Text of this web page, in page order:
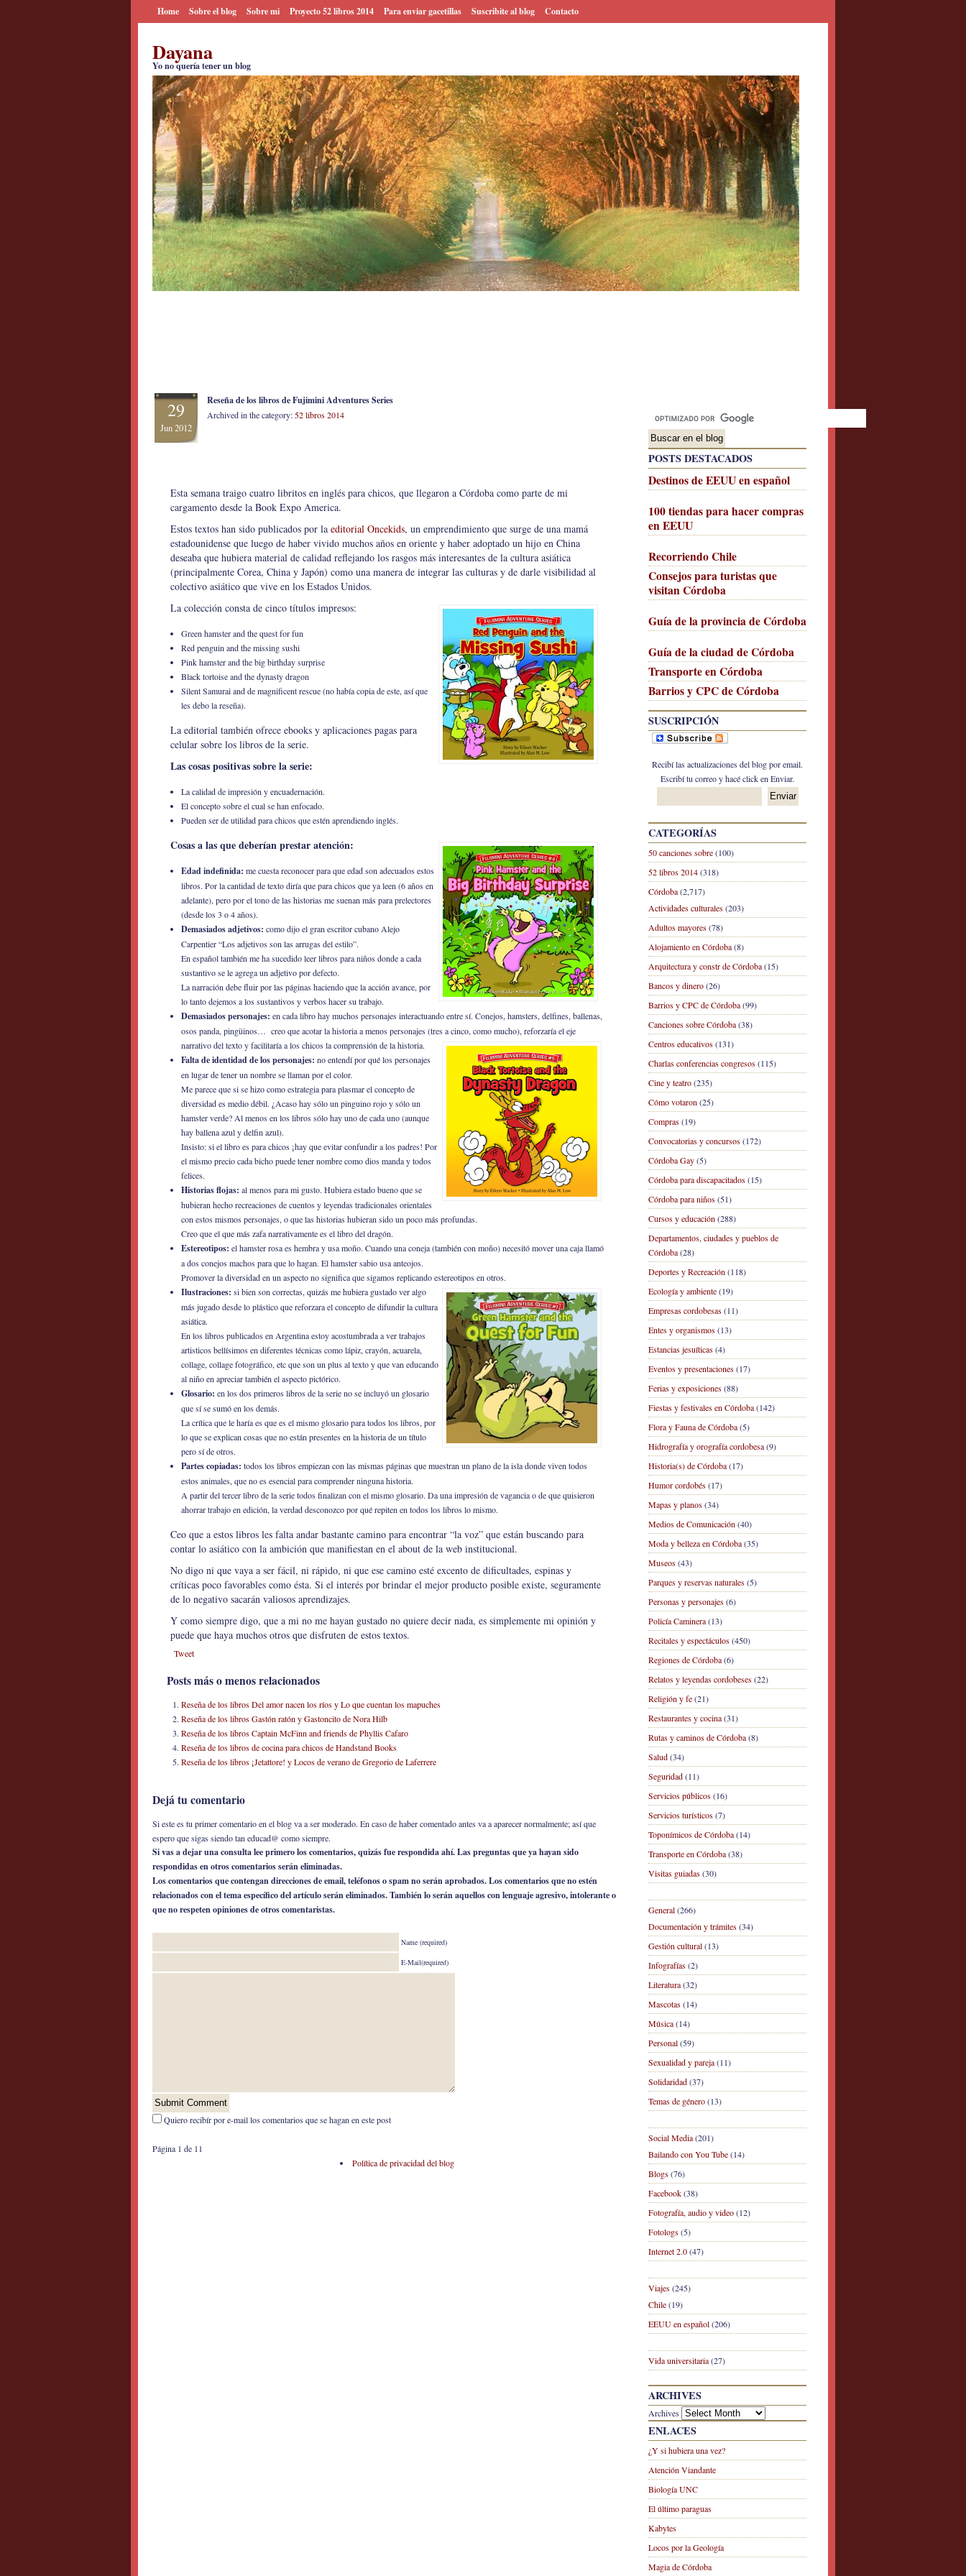
Home Sobre el blog Sobre mi Proyecto 52 libros 2014 Para enviar gacetillas Suscribite al blog Contacto
Dayana
Yo no quería tener un blog
POSTS DESTACADOS
Destinos de EEUU en español
100 tiendas para hacer compras
en EEUU
Recorriendo Chile
Consejos para turistas que
visitan Córdoba
Guía de la provincia de Córdoba
Guía de la ciudad de Córdoba
Transporte en Córdoba
Barrios y CPC de Córdoba
SUSCRIPCIÓN
Recibí las actualizaciones del blog por email.
Escribí tu correo y hacé click en Enviar.
CATEGORÍAS
50 canciones sobre(100)
52 libros 2014(318)
Córdoba(2,717)
Actividades culturales(203)
Adultos mayores(78)
Alojamiento en Córdoba(8)
Arquitectura y constr de Córdoba(15)
Bancos y dinero(26)
Barrios y CPC de Córdoba(99)
Canciones sobre Córdoba(38)
Centros educativos(131)
Charlas conferencias congresos(115)
Cine y teatro(235)
Cómo votaron (25)
Compras(19)
Convocatorias y concursos(172)
Córdoba Gay(5)
Córdoba para discapacitados(15)
Córdoba para niños(51)
Cursos y educación (288)
Departamentos, ciudades y pueblos de
Córdoba(28)
Deportes y Recreación (118)
Ecología y ambiente(19)
Empresas cordobesas(11)
Entes y organismos(13)
Estancias jesuíticas(4)
Eventos y presentaciones(17)
Ferias y exposiciones(88)
Fiestas y festivales en Córdoba(142)
Flora y Fauna de Córdoba(5)
Hidrografía y orografía cordobesa(9)
Historia(s) de Córdoba(17)
Humor cordobés(17)
Mapas y planos(34)
Medios de Comunicación (40)
Moda y belleza en Córdoba(35)
Museos(43)
Parques y reservas naturales(5)
Personas y personajes(6)
Policía Caminera(13)
Recitales y espectáculos(450)
Regiones de Córdoba(6)
Relatos y leyendas cordobeses(22)
Religión y fe(21)
Restaurantes y cocina(31)
Rutas y caminos de Córdoba(8)
Salud(34)
Seguridad(11)
Servicios públicos(16)
Servicios turísticos(7)
Toponímicos de Córdoba(14)
Transporte en Córdoba(38)
Visitas guiadas(30)
General(266)
Documentación y trámites(34)
Gestión cultural(13)
Infografías(2)
Literatura(32)
Mascotas(14)
Música(14)
Personal(59)
Sexualidad y pareja(11)
Solidaridad(37)
Temas de género(13)
Social Media(201)
Bailando con You Tube(14)
Blogs(76)
Facebook(38)
Fotografía, audio y video(12)
Fotologs(5)
Internet 2.0(47)
Viajes(245)
Chile(19)
EEUU en español(206)
Vida universitaria(27)
ARCHIVES
Archives
ENLACES
¿Y si hubiera una vez?
Atención Viandante
Biología UNC
El último paraguas
Kabytes
Locos por la Geología
Magia de Córdoba
29
Jun 2012
Reseña de los libros de Fujimini Adventures Series
Archived in the category: 52 libros 2014
Esta semana traigo cuatro libritos en inglés para chicos, que llegaron a Córdoba como parte de mi
cargamento desde la Book Expo America.
Estos textos han sido publicados por la editorial Oncekids, un emprendimiento que surge de una mamá
estadounidense que luego de haber vivido muchos años en oriente y haber adoptado un hijo en China
deseaba que hubiera material de calidad reflejando los rasgos más interesantes de la cultura asiática
(principalmente Corea, China y Japón) como una manera de integrar las culturas y de darle visibilidad al
colectivo asiático que vive en los Estados Unidos.
La colección consta de cinco títulos impresos:
Green hamster and the quest for fun
Red penguin and the missing sushi
Pink hamster and the big birthday surprise
Black tortoise and the dynasty dragon
Silent Samurai and de magnificent rescue (no había copia de este, así que
les debo la reseña).
La editorial también ofrece ebooks y aplicaciones pagas para
celular sobre los libros de la serie.
Las cosas positivas sobre la serie:
La calidad de impresión y encuadernación.
El concepto sobre el cual se han enfocado.
Pueden ser de utilidad para chicos que estén aprendiendo inglés.
Cosas a las que deberían prestar atención:
Edad indefinida: me cuesta reconocer para que edad son adecuados estos
libros. Por la cantidad de texto diría que para chicos que ya leen (6 años en
adelante), pero por el tono de las historias me suenan más para prelectores
(desde los 3 o 4 años).
Demasiados adjetivos: como dijo el gran escritor cubano Alejo
Carpentier “Los adjetivos son las arrugas del estilo”.
En español también me ha sucedido leer libros para niños donde a cada
sustantivo se le agrega un adjetivo por defecto.
La narración debe fluir por las páginas haciendo que la acción avance, por
lo tanto dejemos a los sustantivos y verbos hacer su trabajo.
Demasiados personajes: en cada libro hay muchos personajes interactuando entre sí. Conejos, hamsters, delfines, ballenas,
osos panda, pingüinos… creo que acotar la historia a menos personajes (tres a cinco, como mucho), reforzaría el eje
narrativo del texto y facilitaría a los chicos la comprensión de la historia.
Falta de identidad de los personajes: no entendí por qué los personajes
en lugar de tener un nombre se llaman por el color.
Me parece que si se hizo como estrategia para plasmar el concepto de
diversidad es medio débil. ¿Acaso hay sólo un pinguino rojo y sólo un
hamster verde? Al menos en los libros sólo hay uno de cada uno (aunque
hay ballena azul y delfin azul).
Insisto: si el libro es para chicos ¡hay que evitar confundir a los padres! Por
el mismo precio cada bicho puede tener nombre como dios manda y todos
felices.
Historias flojas: al menos para mi gusto. Hubiera estado bueno que se
hubieran hecho recreaciones de cuentos y leyendas tradicionales orientales
con estos mismos personajes, o que las historias hubieran sido un poco más profundas.
Creo que el que más zafa narrativamente es el libro del dragón.
Estereotipos: el hamster rosa es hembra y usa moño. Cuando una coneja (también con moño) necesitó mover una caja llamó
a dos conejos machos para que lo hagan. El hamster sabio usa anteojos.
Promover la diversidad en un aspecto no significa que sigamos replicando estereotipos en otros.
Ilustraciones: si bien son correctas, quizás me hubiera gustado ver algo
más jugado desde lo plástico que reforzara el concepto de difundir la cultura
asiática.
En los libros publicados en Argentina estoy acostumbrada a ver trabajos
artisticos bellísimos en diferentes técnicas como lápiz, crayón, acuarela,
collage, collage fotográfico, etc que son un plus al texto y que van educando
al niño en apreciar también el aspecto pictórico.
Glosario: en los dos primeros libros de la serie no se incluyó un glosario
que sí se sumó en los demás.
La crítica que le haría es que es el mismo glosario para todos los libros, por
lo que se explican cosas que no están presentes en la historia de un título
pero sí de otros.
Partes copiadas: todos los libros empiezan con las mismas páginas que muestran un plano de la isla donde viven todos
estos animales, que no es esencial para comprender ninguna historia.
A partir del tercer libro de la serie todos finalizan con el mismo glosario. Da una impresión de vagancia o de que quisieron
ahorrar trabajo en edición, la verdad desconozco por qué repiten en todos los libros lo mismo.
Ceo que a estos libros les falta andar bastante camino para encontrar “la voz” que están buscando para
contar lo asiático con la ambición que manifiestan en el about de la web institucional.
No digo ni que vaya a ser fácil, ni rápido, ni que ese camino esté excento de dificultades, espinas y
críticas poco favorables como ésta. Si el interés por brindar el mejor producto posible existe, seguramente
de lo negativo sacarán valiosos aprendizajes.
Y como siempre digo, que a mi no me hayan gustado no quiere decir nada, es simplemente mi opinión y
puede que haya muchos otros que disfruten de estos textos.
Tweet
Posts más o menos relacionados
Reseña de los libros Del amor nacen los ríos y Lo que cuentan los mapuches
Reseña de los libros Gastón ratón y Gastoncito de Nora Hilb
Reseña de los libros Captain McFinn and friends de Phyllis Cafaro
Reseña de los libros de cocina para chicos de Handstand Books
Reseña de los libros ¡Jetattore! y Locos de verano de Gregorio de Laferrere
Dejá tu comentario
Si este es tu primer comentario en el blog va a ser moderado. En caso de haber comentado antes va a aparecer normalmente; así que
espero que sigas siendo tan educad@ como siempre.
Si vas a dejar una consulta lee primero los comentarios, quizás fue respondida ahí. Las preguntas que ya hayan sido
respondidas en otros comentarios serán eliminadas.
Los comentarios que contengan direcciones de email, teléfonos o spam no serán aprobados. Los comentarios que no estén
relacionados con el tema específico del artículo serán eliminados. También lo serán aquellos con lenguaje agresivo, intolerante o
que no respeten opiniones de otros comentaristas.
Name (required)
E-Mail(required)
Quiero recibír por e-mail los comentarios que se hagan en este post
Página 1 de 1 1
Política de privacidad del blog